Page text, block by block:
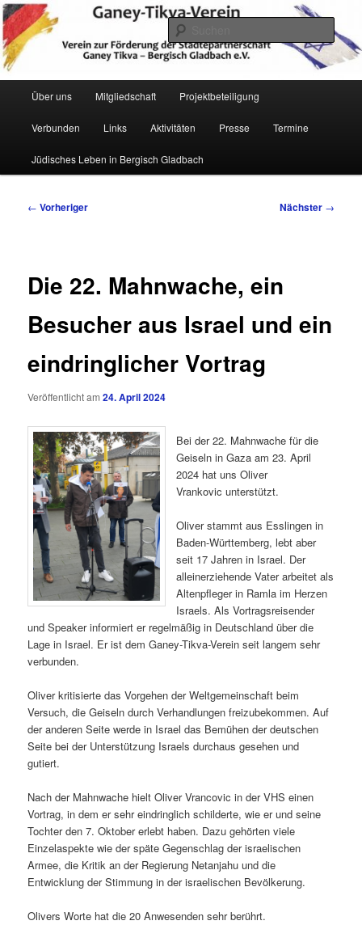
Zum
primären
Inhalt
springen
Ganey Tikva Verein Bergisch
Gladbach
Verein zur Förderung der Städtepartnerschaft Ganey Tikva – Bergisch
Gladbach e. V.
Hauptmenü
Über uns Mitgliedschaft Projektbeteiligung
Verbunden Links Aktivitäten Presse Termine
Jüdisches Leben in Bergisch Gladbach
Beitragsnavigation
← Vorheriger Nächster →
Die 22. Mahnwache, ein
Besucher aus Israel und ein
eindringlicher Vortrag
Veröffentlicht am24. April 2024
Bei der 22. Mahnwache für die
Geiseln in Gaza am 23. April
2024 hat uns Oliver
Vrankovic unterstützt.
Oliver stammt aus Esslingen in
Baden-Württemberg, lebt aber
seit 17 Jahren in Israel. Der
alleinerziehende Vater arbeitet als
Altenpfleger in Ramla im Herzen
Israels. Als Vortragsreisender
und Speaker informiert er regelmäßig in Deutschland über die
Lage in Israel. Er ist dem Ganey-Tikva-Verein seit langem sehr
verbunden.
Oliver kritisierte das Vorgehen der Weltgemeinschaft beim
Versuch, die Geiseln durch Verhandlungen freizubekommen. Auf
der anderen Seite werde in Israel das Bemühen der deutschen
Seite bei der Unterstützung Israels durchaus gesehen und
gutiert.
Nach der Mahnwache hielt Oliver Vrancovic in der VHS einen
Vortrag, in dem er sehr eindringlich schilderte, wie er und seine
Tochter den 7. Oktober erlebt haben. Dazu gehörten viele
Einzelaspekte wie der späte Gegenschlag der israelischen
Armee, die Kritik an der Regierung Netanjahu und die
Entwicklung der Stimmung in der israelischen Bevölkerung.
Olivers Worte hat die 20 Anwesenden sehr berührt.